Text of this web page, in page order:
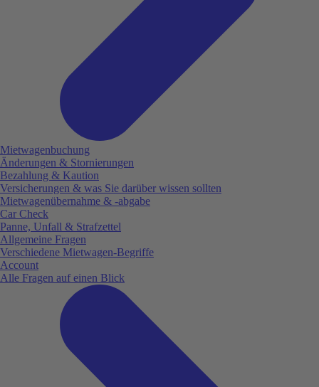
Mietwagenbuchung
Änderungen & Stornierungen
Bezahlung & Kaution
Versicherungen & was Sie darüber wissen sollten
Mietwagenübernahme & -abgabe
Car Check
Panne, Unfall & Strafzettel
Allgemeine Fragen
Verschiedene Mietwagen-Begriffe
Account
Alle Fragen auf einen Blick